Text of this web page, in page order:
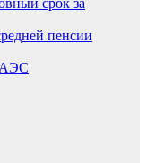
пенсии